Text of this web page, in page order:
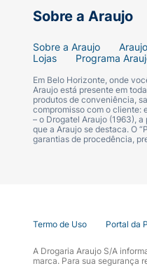
D-
Vitamina
COMO
Agite antes
evitando a
Sobre a Araujo
Sobre a Araujo
Lojas
Programa
Em Belo Horizonte, onde
Araujo está presente em
produtos de conveniência,
compromisso com o cliente:
– o Drogatel Araujo (1963),
que a Araujo se destaca. O
garantias de procedência,
Termo de Uso Portal da
A Drogaria Araujo S/A
marca. Para sua segurança